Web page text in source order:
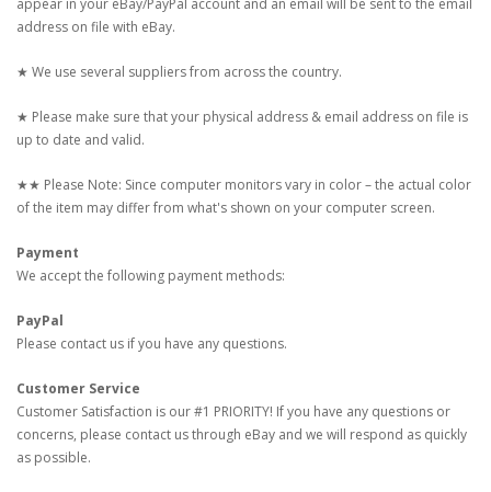
appear in your eBay/PayPal account and an email will be sent to the email
address on file with eBay.
★ We use several suppliers from across the country.
★ Please make sure that your physical address & email address on file is
up to date and valid.
★★ Please Note: Since computer monitors vary in color – the actual color
of the item may differ from what's shown on your computer screen.
Payment
We accept the following payment methods:
PayPal
Please contact us if you have any questions.
Customer Service
Customer Satisfaction is our #1 PRIORITY! If you have any questions or
concerns, please contact us through eBay and we will respond as quickly
as possible.